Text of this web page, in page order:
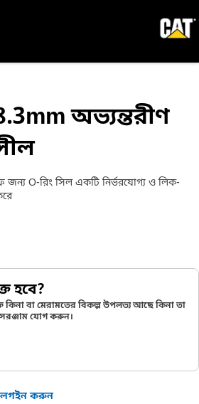
অভ্যন্তরীণ
O-রিং সিল একটি নির্ভরযোগ্য ও লিক-
হবে?
কিনা বা মেরামতের বিকল্প উপলভ্য আছে কিনা তা
যোগ করুন।
লগইন করুন